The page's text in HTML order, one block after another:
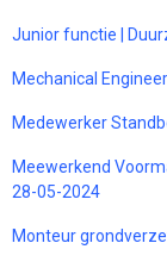
Junior functie |
Mechanical
Medewerker
Meewerkend
28-05-2024
Monteur